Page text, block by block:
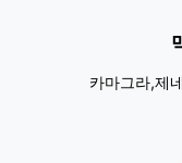
카마그라,제